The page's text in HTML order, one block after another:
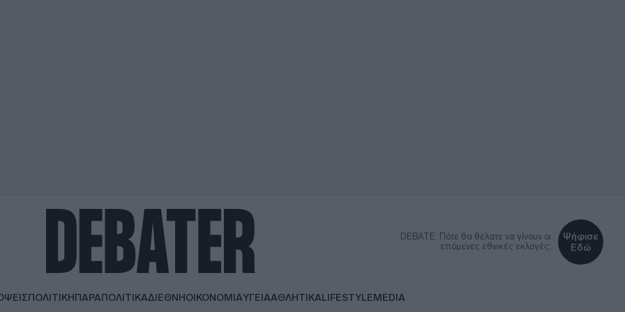
DEBATE: Πότε θα θέλατε να γίνουν οι
επόμενες εθνικές εκλογές;
Ψήφισε
Εδώ
ΠΟΛΙΤΙΚΗΠΑΡΑΠΟΛΙΤΙΚΑΔΙΕΘΝΗΟΙΚΟΝΟΜΙΑΥΓΕΙΑΑΘΛΗΤΙΚΑLIFESTYLEMEDIA